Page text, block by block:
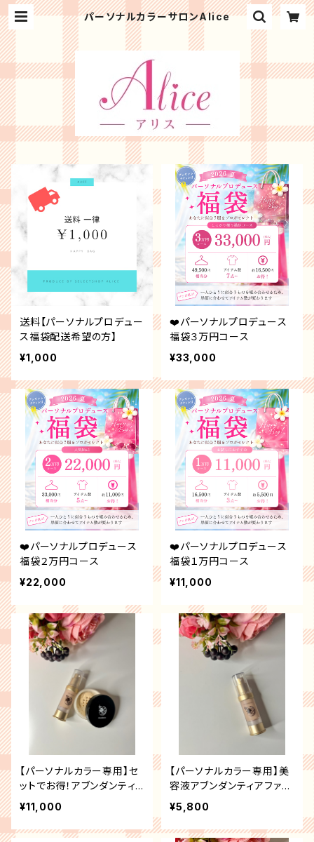
パーソナルカラーサロンAlice
送料【パーソナルプロデュー
ス福袋配送希望の方】
¥1,000
❤️パーソナルプロデュース
福袋３万円コース
¥33,000
❤️パーソナルプロデュース
福袋２万円コース
¥22,000
❤️パーソナルプロデュース
福袋１万円コース
¥11,000
【パーソナルカラー専用】セ
ットでお得！アブンダンティ
アファンデーション＆UVル
ースパウダーセット
¥11,000
【パーソナルカラー専用】美
容液アブンダンティアファン
デーション
¥5,800